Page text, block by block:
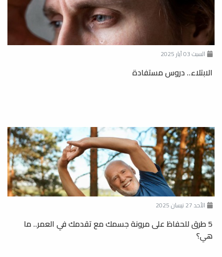
السبت 03 آيار 2025
الابتلاء.. دروس مستفادة
الأحد 27 نيسان 2025
5 طرق للحفاظ على مرونة جسمك مع تقدمك في العمر.. ما
هي؟